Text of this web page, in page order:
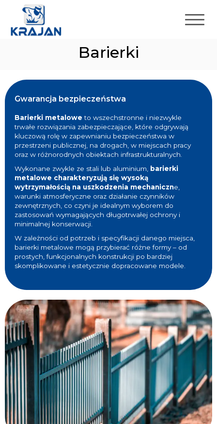
Barierki
Gwarancja bezpieczeństwa
Barierki metalowe to wszechstronne i niezwykle
trwałe rozwiązania zabezpieczające, które odgrywają
kluczową rolę w zapewnianiu bezpieczeństwa w
przestrzeni publicznej, na drogach, w miejscach pracy
oraz w różnorodnych obiektach infrastrukturalnych.
Wykonane zwykle ze stali lub aluminium,
barierki
metalowe charakteryzują się wysoką
wytrzymałością na uszkodzenia mechaniczne,
warunki atmosferyczne oraz działanie czynników
zewnętrznych, co czyni je idealnym wyborem do
zastosowań wymagających długotrwałej ochrony i
minimalnej konserwacji.
W zależności od potrzeb i specyfikacji danego miejsca,
barierki metalowe mogą przybierać różne formy – od
prostych, funkcjonalnych konstrukcji po bardziej
skomplikowane i estetycznie dopracowane modele.